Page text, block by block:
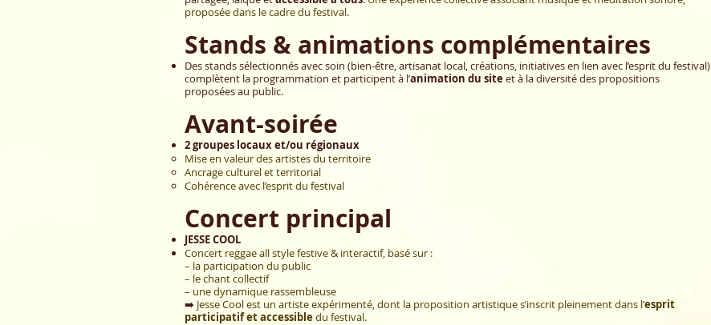
proposée dans le cadre du festival.
Stands & animations complémentaires
Des stands sélectionnés avec soin (bien-être, artisanat local, créations, initiatives en lien avec l’esprit du festival)
complètent la programmation et participent à l’animation du site et à la diversité des propositions
proposées au public.
Avant-soirée
2 groupes locaux et/ou régionaux
Mise en valeur des artistes du territoire
Ancrage culturel et territorial
Cohérence avec l’esprit du festival
Concert principal
JESSE COOL
Concert reggae all style festive & interactif, basé sur :
– la participation du public
– le chant collectif
– une dynamique rassembleuse
➡️ Jesse Cool est un artiste expérimenté, dont la proposition artistique s’inscrit pleinement dans l’esprit
participatif et accessible du festival.